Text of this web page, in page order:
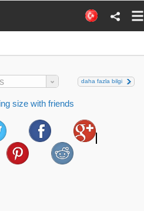
daha fazla bilgi
size with friends